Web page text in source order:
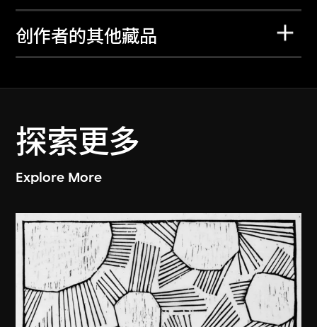
创作者的其他藏品
探索更多
Explore More